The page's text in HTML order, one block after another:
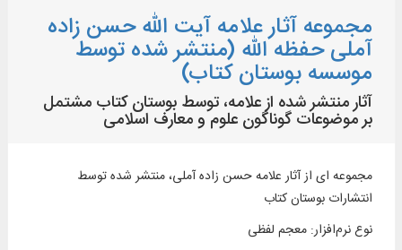
مجموعه آثار علامه آیت الله حسن زاده
آملی حفظه الله (منتشر شده توسط
موسسه بوستان کتاب)
آثار منتشر شده از علامه، توسط بوستان کتاب مشتمل
بر موضوعات گوناگون علوم و معارف اسلامی
مجموعه ای از آثار علامه حسن زاده آملی، منتشر شده توسط
انتشارات بوستان کتاب
نوع نرم‌افزار:معجم لفظی